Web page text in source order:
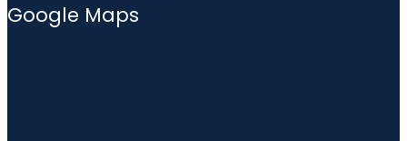
Google Maps